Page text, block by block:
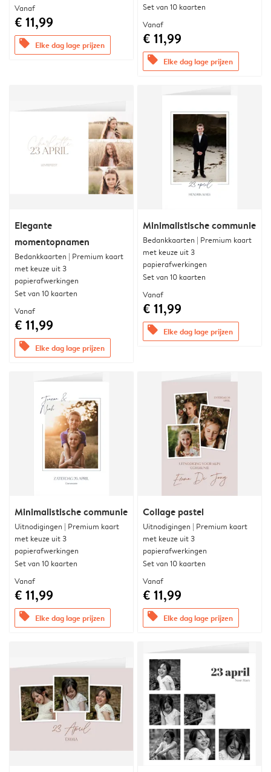
Vanaf
€ 11,99
offers Elke dag lage prijzen
Set van 10 kaarten
Vanaf
€ 11,99
offers Elke dag lage prijzen
Elegante
momentopnamen
Bedankkaarten | Premium kaart
met keuze uit 3
papierafwerkingen
Set van 10 kaarten
Vanaf
€ 11,99
offers Elke dag lage prijzen
Minimalistische communie
Bedankkaarten | Premium kaart
met keuze uit 3
papierafwerkingen
Set van 10 kaarten
Vanaf
€ 11,99
offers Elke dag lage prijzen
Minimalistische communie
Uitnodigingen | Premium kaart
met keuze uit 3
papierafwerkingen
Set van 10 kaarten
Vanaf
€ 11,99
offers Elke dag lage prijzen
Collage pastel
Uitnodigingen | Premium kaart
met keuze uit 3
papierafwerkingen
Set van 10 kaarten
Vanaf
€ 11,99
offers Elke dag lage prijzen